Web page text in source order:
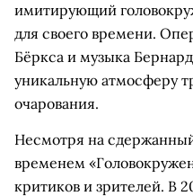
имитирующий
для своего времени.
Бёркса и музыка
уникальную атмосферу
очарования.
Несмотря на
временем
критиков и зрителей. В